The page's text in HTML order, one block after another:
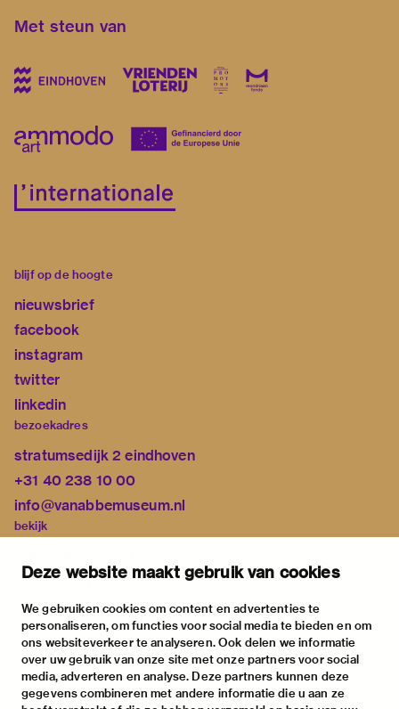
Deze website maakt gebruik van cookies
We gebruiken cookies om content en advertenties te
personaliseren, om functies voor social media te bieden en om
ons websiteverkeer te analyseren. Ook delen we informatie
over uw gebruik van onze site met onze partners voor social
media, adverteren en analyse. Deze partners kunnen deze
gegevens combineren met andere informatie die u aan ze
Met steun van
blijf op de hoogte
nieuwsbrief
facebook
instagram
twitter
linkedin
bezoekadres
stratumsedijk 2 eindhoven
+31 40 238 10 00
info@vanabbemuseum.nl
bekijk
activiteiten
praktische informatie
over
het museum
de collectie